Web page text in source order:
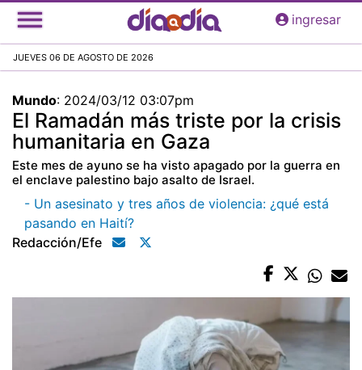
Pasar
al
principal
ingresar
JUEVES 06 DE AGOSTO DE 2026
Mundo: 2024/03/12 03:07pm
El Ramadán más triste por la crisis
humanitaria en Gaza
Este mes de ayuno se ha visto apagado por la guerra en
el enclave palestino bajo asalto de Israel.
- Un asesinato y tres años de violencia: ¿qué está
pasando en Haití?
Redacción/efe